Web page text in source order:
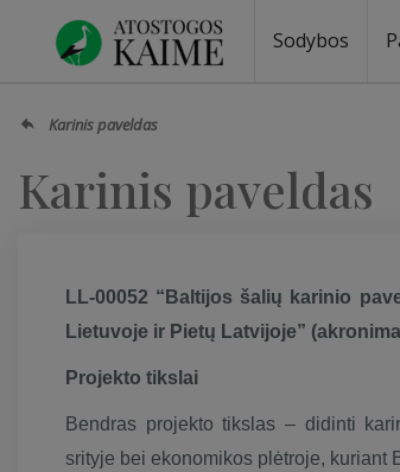
Sodybos
Karinis paveldas
Karinis paveldas
LL-00052 “Baltijos šalių karinio
Lietuvoje ir Pietų Latvijoje”
Projekto tikslai
Bendras projekto tikslas – didinti
srityje bei ekonomikos plėtroje, kuriant